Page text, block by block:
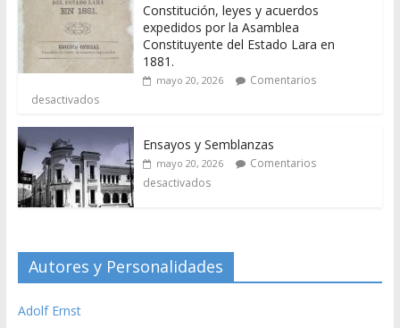
Constitución, leyes y acuerdos
expedidos por la Asamblea
Constituyente del Estado Lara en
1881.
mayo 20, 2026
Comentarios
desactivados
Ensayos y Semblanzas
mayo 20, 2026
Comentarios
desactivados
Autores y Personalidades
Adolf Ernst